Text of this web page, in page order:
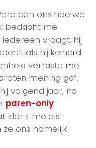
aan ons hoe we
bedacht me
vraagt, hij
als hij keihard
verraste me
mening gaf.
volgend jaar, na
paren-only
klonk me als
ons namelijk